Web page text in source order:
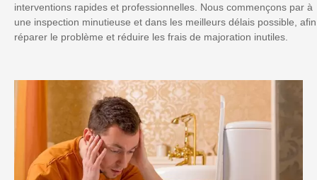
interventions rapides et professionnelles. Nous commençons par à
une inspection minutieuse et dans les meilleurs délais possible, afin
réparer le problème et réduire les frais de majoration inutiles.